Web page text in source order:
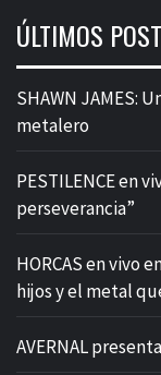
ÚLTIMOS
SHAWN JAMES:
metalero
PESTILENCE en
perseverancia”
HORCAS en vivo
hijos y el metal
AVERNAL